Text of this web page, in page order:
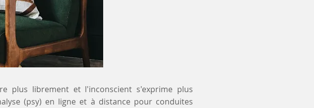
plus librement et l'inconscient s'exprime plus
(psy) en ligne et à distance pour conduites